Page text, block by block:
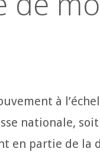
à
nationale,
en partie de la